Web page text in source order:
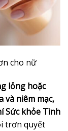
cho nữ
lỏng hoặc
và niêm mạc,
Sức khỏe Tình
trơn quyết